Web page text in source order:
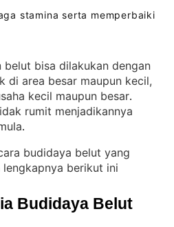
stamina serta memperbaiki
belut bisa dilakukan dengan
di area besar maupun kecil,
kecil maupun besar
rumit menjadikannya
.
budidaya belut yang
lengkapnya berikut ini
Budidaya Belut